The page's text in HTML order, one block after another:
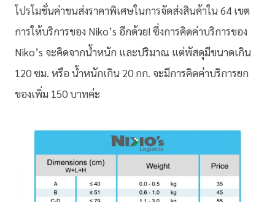
โปรโมชั่นค่าขนส่งราคาพิเศษในการจัดส่งสินค้าใน 64 เขต
การให้บริการของ Niko’s อีกด้วย! ซึ่งการคิดค่าบริการของ
Niko’s จะคิดจากน้ำหนัก และปริมาณ แต่พัสดุมีขนาดเกิน
120 ซม. หรือ น้ำหนักเกิน 20 กก. จะมีการคิดค่าบริการยก
ของเพิ่ม 150 บาทค่ะ